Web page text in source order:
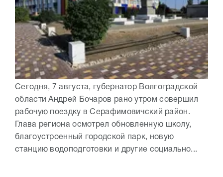
Сегодня, 7 августа, губернатор Волгоградской
области Андрей Бочаров рано утром совершил
рабочую поездку в Серафимовичский район.
Глава региона осмотрел обновленную школу,
благоустроенный городской парк, новую
станцию водоподготовки и другие социально...